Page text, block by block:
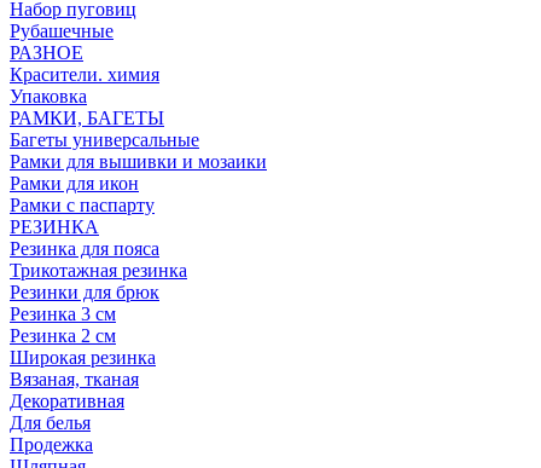
Набор пуговиц
Рубашечные
РАЗНОЕ
Красители. химия
Упаковка
РАМКИ, БАГЕТЫ
Багеты универсальные
Рамки для вышивки и мозаики
Рамки для икон
Рамки с паспарту
РЕЗИНКА
Резинка для пояса
Трикотажная резинка
Резинки для брюк
Резинка 3 см
Резинка 2 см
Широкая резинка
Вязаная, тканая
Декоративная
Для белья
Продежка